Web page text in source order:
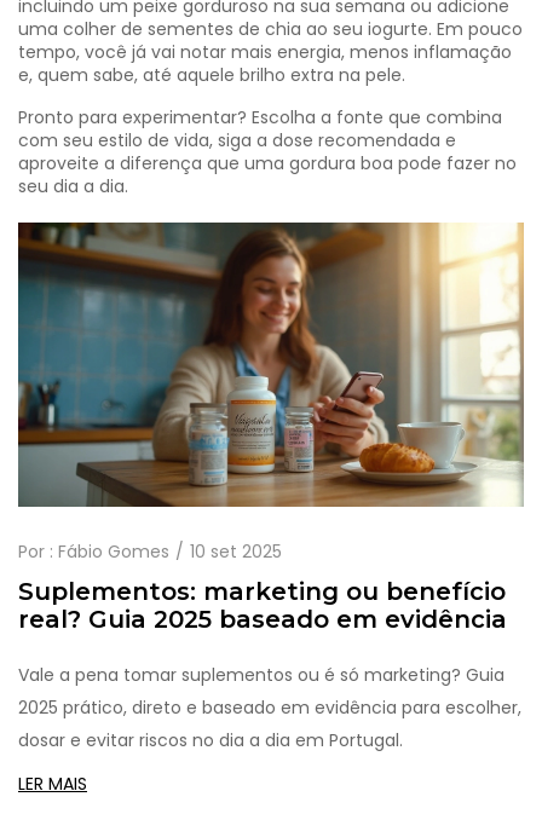
incluindo um peixe gorduroso na sua semana ou adicione
uma colher de sementes de chia ao seu iogurte. Em pouco
tempo, você já vai notar mais energia, menos inflamação
e, quem sabe, até aquele brilho extra na pele.
Pronto para experimentar? Escolha a fonte que combina
com seu estilo de vida, siga a dose recomendada e
aproveite a diferença que uma gordura boa pode fazer no
seu dia a dia.
Por : Fábio Gomes 10 set 2025
Suplementos: marketing ou benefício
real? Guia 2025 baseado em evidência
Vale a pena tomar suplementos ou é só marketing? Guia
2025 prático, direto e baseado em evidência para escolher,
dosar e evitar riscos no dia a dia em Portugal.
LER MAIS